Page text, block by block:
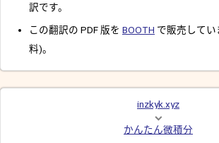
訳です。
この翻訳の PDF 版を BOOTH で販売して
料)。
inzkyk.xyz
かんたん微積分